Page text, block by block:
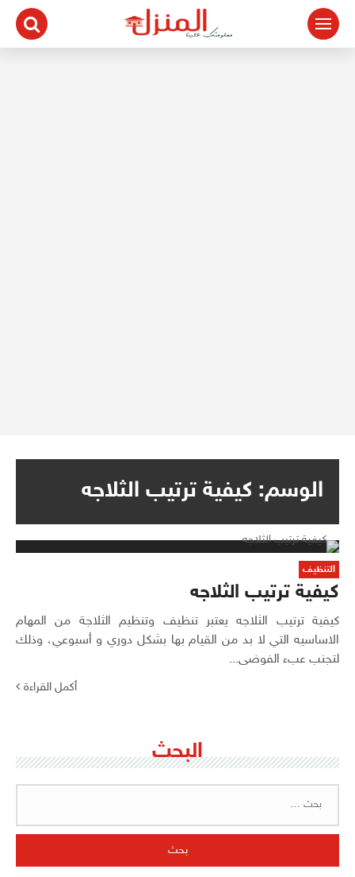
التجاوز
المحتوى
الوسم: كيفية ترتيب الثلاجه
التنظيف
كيفية ترتيب الثلاجه
كيفية ترتيب الثلاجه يعتبر تنظيف وتنظيم الثلاجة من المهام
الاساسيه التي لا بد من القيام بها بشكل دوري و أسبوعي، وذلك
لتجنب عبء الفوضى...
أكمل القراءة
البحث